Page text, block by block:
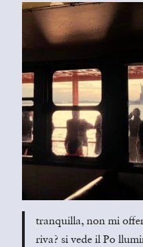
tranquilla, non mi
riva? si vede il Po